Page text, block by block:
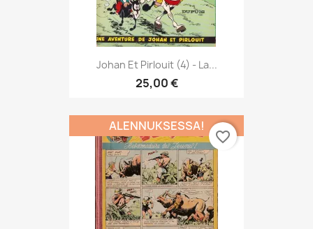
Johan Et Pirlouit (4) - La...
25,00 €
ALENNUKSESSA!
favorite_border